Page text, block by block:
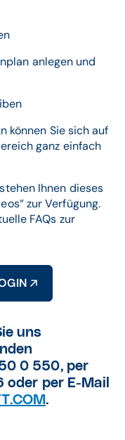
anlegen und
können Sie sich auf
ganz einfach
Ihnen dieses
zur Verfügung.
FAQs zur
uns
0 550, per
oder per E-Mail
.